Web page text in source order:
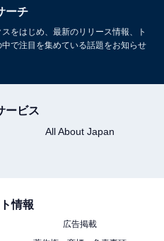
ーチ
をはじめ、最新のリリース情報、ト
で注目を集めている話題をお知らせ
ービス
All About Japan
情報
広告掲載